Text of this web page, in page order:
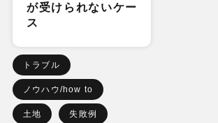
が受けられないケー
ス
トラブル
ノウハウ/how to
土地 失敗例